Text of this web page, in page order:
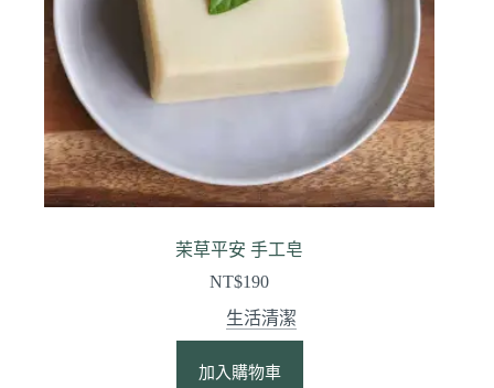
茉草平安 手工皂
NT$190
生活清潔
加入購物車